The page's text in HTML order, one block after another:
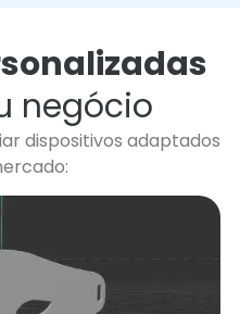
negócio
dispositivos adaptados